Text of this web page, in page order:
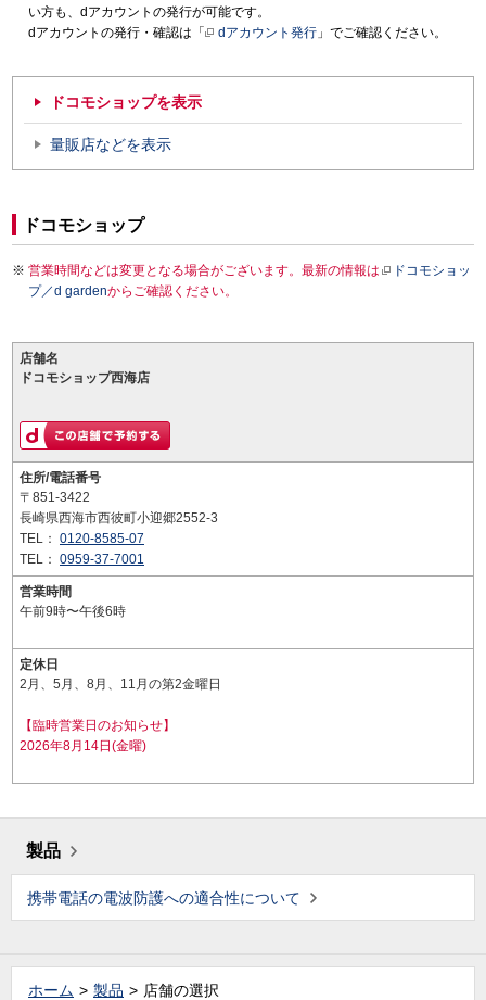
い方も、dアカウントの発行が可能です。
dアカウントの発行・確認は「
dアカウント発行 」でご確認ください。
ドコモショップを表示
量販店などを表示
ドコモショップ
営業時間などは変更となる場合がございます。最新の情報は
ドコモショッ
プ／d gardenからご確認ください。
店舗名
ドコモショップ西海店
住所/電話番号
〒851-3422
長崎県西海市西彼町小迎郷2552-3
TEL： 0120-8585-07
TEL： 0959-37-7001
営業時間
午前9時〜午後6時
定休日
2月、5月、8月、11月の第2金曜日
【臨時営業日のお知らせ】
2026年8月14日(金曜)
製品
携帯電話の電波防護への適合性について
ホーム 製品 店舗の選択